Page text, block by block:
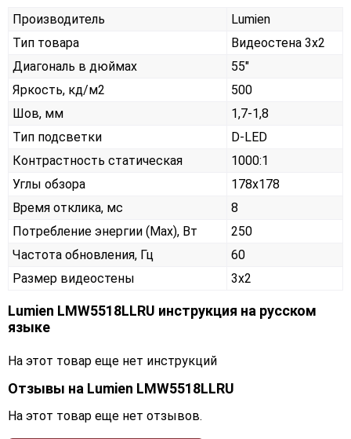
Производитель
Lumien
Тип товара
Видеостена 3х2
Диагональ в дюймах
55"
Яркость, кд/м2
500
Шов, мм
1,7-1,8
Тип подсветки
D-LED
Контрастность статическая
1000:1
Углы обзора
178x178
Время отклика, мс
8
Потребление энергии (Max), Вт
250
Частота обновления, Гц
60
Размер видеостены
3x2
Lumien LMW5518LLRU инструкция на русском
языке
На этот товар еще нет инструкций
Отзывы на Lumien LMW5518LLRU
На этот товар еще нет отзывов.